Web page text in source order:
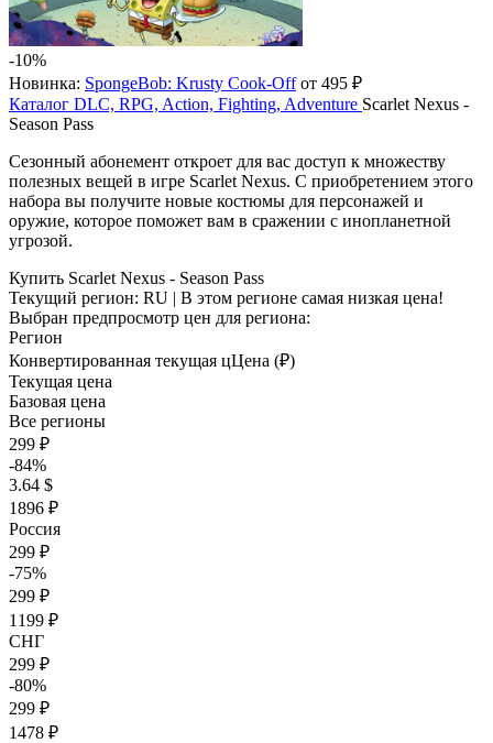
-10%
Новинка: SpongeBob: Krusty Cook-Offот 495 ₽
Каталог DLC, RPG, Action, Fighting, Adventure Scarlet Nexus -
Season Pass
Сезонный абонемент откроет для вас доступ к множеству
полезных вещей в игре Scarlet Nexus. С приобретением этого
набора вы получите новые костюмы для персонажей и
оружие, которое поможет вам в сражении с инопланетной
угрозой.
Купить Scarlet Nexus - Season Pass
Текущий регион: RU | В этом регионе самая низкая цена!
Выбран предпросмотр цен для региона:
Регион
Конвертированная текущая цЦена (₽)
Текущая цена
Базовая цена
Все регионы
299 ₽
-84%
3.64 $
1896 ₽
Россия
299 ₽
-75%
299 ₽
1199 ₽
СНГ
299 ₽
-80%
299 ₽
1478 ₽